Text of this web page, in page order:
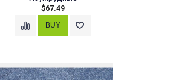
$67.49